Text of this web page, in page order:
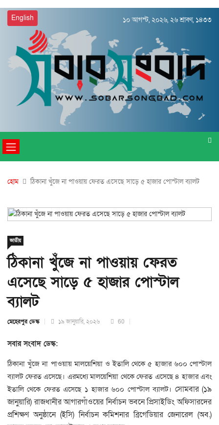
English ১০ আগস্ট, ২০২৬, ২৬ শ্রাবণ, ১৪৩৩
হোম ঠিকানা খুঁজে না পাওয়ায় ফেরত এসেছে সাড়ে ৫ হাজার পোস্টাল ব্যালট
জাতীয়
ঠিকানা খুঁজে না পাওয়ায় ফেরত
এসেছে সাড়ে ৫ হাজার পোস্টাল
ব্যালট
মেহেরপুর ডেস্ক ১৯ জানুয়ারি, ২০২৬ 60
সবার সংবাদ ডেস্ক:
ঠিকানা খুঁজে না পাওয়ায় মালয়েশিয়া ও ইতালি থেকে ৫ হাজার ৬০০ পোস্টাল
ব্যালট ফেরত এসেছে। এরমধ্যে মালয়েশিয়া থেকে ফেরত এসেছে ৪ হাজার এবং
ইতালি থেকে ফেরত এসেছে ১ হাজার ৬০০ পোস্টাল ব্যালট। সোমবার (১৯
জানুয়ারি) রাজধানীর আগারগাঁওয়ের নির্বাচন ভবনে প্রিসাইডিং অফিসারদের
প্রশিক্ষণ অনুষ্ঠানে (ইসি) নির্বাচন কমিশনার ব্রিগেডিয়ার জেনারেল (অব.)